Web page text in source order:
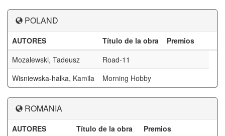
POLAND
AUTORES Título de la obra
Premios
Mozalewski, Tadeusz
Road-11
Wisniewska-halka, Kamila
Morning Hobby
ROMANIA
AUTORES Título de la obra
Premios